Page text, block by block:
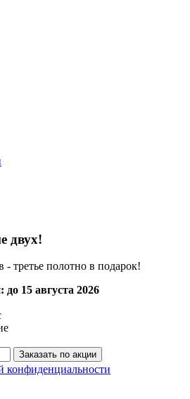
двух!
- третье полотно в подарок!
до 15 августа 2026
Заказать по акции
конфиденциальности